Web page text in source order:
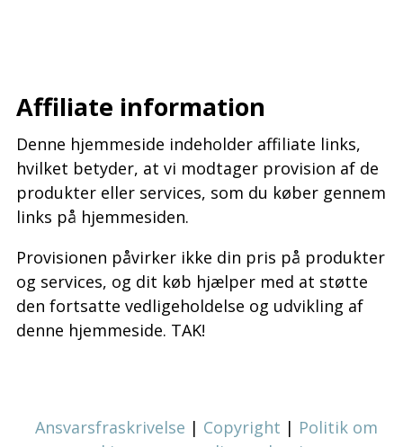
Affiliate information
Denne hjemmeside indeholder affiliate links,
hvilket betyder, at vi modtager provision af de
produkter eller services, som du køber gennem
links på hjemmesiden.
Provisionen påvirker ikke din pris på produkter
og services, og dit køb hjælper med at støtte
den fortsatte vedligeholdelse og udvikling af
denne hjemmeside. TAK!
Ansvarsfraskrivelse | Copyright | Politik om